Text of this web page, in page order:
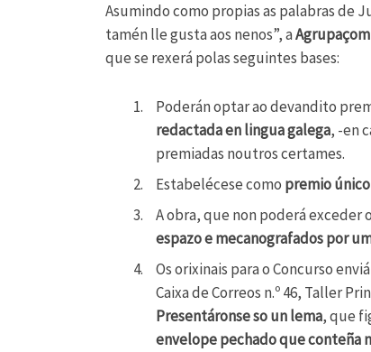
Asumindo como propias as palabras de
tamén lle gusta aos nenos”, a
que se rexerá polas seguintes bases:
Poderán optar ao devandito
redactada en lingua galega, -en
premiadas noutros certames.
Estabelécese como premio
A obra, que non poderá exceder
espazo e mecanografados por
Os orixinais para o Concurso
Caixa de Correos n.º 46, Taller
Presentáronse so un lema, que
envelope pechado que conteña